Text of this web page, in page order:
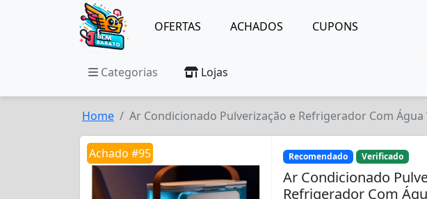
OFERTAS ACHADOS CUPONS
Categorias Lojas
Home Ar Condicionado Pulverização e Refrigerador Com
Achado #95 Recomendado Verificado
Ar Condicionado
Refrigerador Com